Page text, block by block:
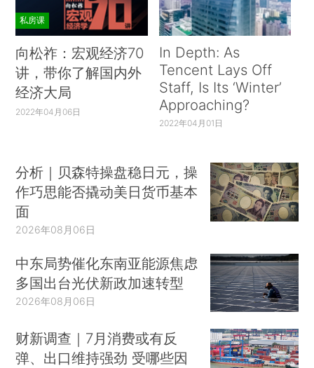
私房课
向松祚：宏观经济70
讲，带你了解国内外
经济大局
2022年04月06日
In Depth: As
Tencent Lays Off
Staff, Is Its ‘Winter’
Approaching?
2022年04月01日
分析｜贝森特操盘稳日元，操
作巧思能否撬动美日货币基本
面
2026年08月06日
中东局势催化东南亚能源焦虑
多国出台光伏新政加速转型
2026年08月06日
财新调查｜7月消费或有反
弹、出口维持强劲 受哪些因